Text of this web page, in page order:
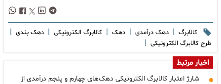
کالابرگ | دهک درآمدی | دهک | کالابرگ الکترونیکی | دهک بندی |
طرح کالابرگ الکترونیکی |
اخبار مرتبط
شارژ اعتبار کالابرگ الکترونیکی دهک‌های چهارم و پنجم درآمدی از